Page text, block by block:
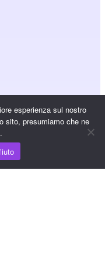
esperienza sul nostro
sito, presumiamo che ne